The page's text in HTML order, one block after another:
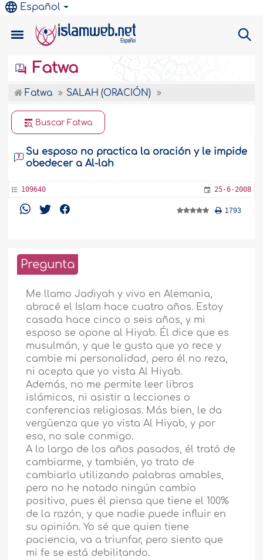
Español
Fatwa
Fatwa SALAH (ORACIÓN)
Buscar Fatwa
Su esposo no practica la oración y le impide
obedecer a Al-lah
109640 25-6-2008
1793
Pregunta
Me llamo Jadiyah y vivo en Alemania,
abracé el Islam hace cuatro años. Estoy
casada hace cinco o seis años, y mi
esposo se opone al Hiyab. Él dice que es
musulmán, y que le gusta que yo rece y
cambie mi personalidad, pero él no reza,
ni acepta que yo vista Al Hiyab.
Además, no me permite leer libros
islámicos, ni asistir a lecciones o
conferencias religiosas. Más bien, le da
vergüenza que yo vista Al Hiyab, y por
eso, no sale conmigo.
A lo largo de los años pasados, él trató de
cambiarme, y también, yo trato de
cambiarlo utilizando palabras amables,
pero no he notado ningún cambio
positivo, pues él piensa que tiene el 100%
de la razón, y que nadie puede influir en
su opinión. Yo sé que quien tiene
paciencia, va a triunfar, pero siento que
mi fe se está debilitando.